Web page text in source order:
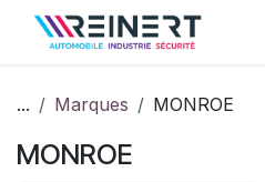
Se rendre au contenu
... Marques MONROE
MONROE